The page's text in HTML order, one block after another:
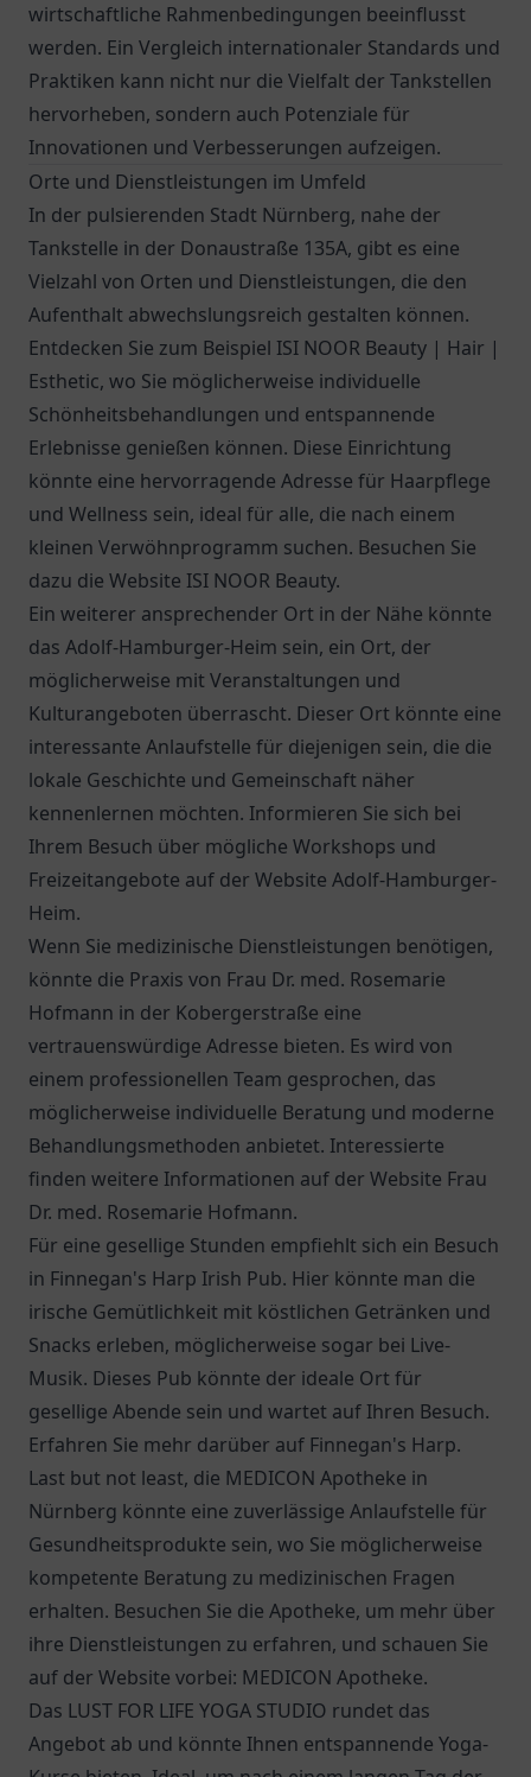
wirtschaftliche Rahmenbedingungen beeinflusst
werden. Ein Vergleich internationaler Standards und
Praktiken kann nicht nur die Vielfalt der Tankstellen
hervorheben, sondern auch Potenziale für
Innovationen und Verbesserungen aufzeigen.
Orte und Dienstleistungen im Umfeld
In der pulsierenden Stadt Nürnberg, nahe der
Tankstelle in der Donaustraße 135A, gibt es eine
Vielzahl von Orten und Dienstleistungen, die den
Aufenthalt abwechslungsreich gestalten können.
Entdecken Sie zum Beispiel ISI NOOR Beauty | Hair |
Esthetic, wo Sie möglicherweise individuelle
Schönheitsbehandlungen und entspannende
Erlebnisse genießen können. Diese Einrichtung
könnte eine hervorragende Adresse für Haarpflege
und Wellness sein, ideal für alle, die nach einem
kleinen Verwöhnprogramm suchen. Besuchen Sie
dazu die Website ISI NOOR Beauty.
Ein weiterer ansprechender Ort in der Nähe könnte
das Adolf-Hamburger-Heim sein, ein Ort, der
möglicherweise mit Veranstaltungen und
Kulturangeboten überrascht. Dieser Ort könnte eine
interessante Anlaufstelle für diejenigen sein, die die
lokale Geschichte und Gemeinschaft näher
kennenlernen möchten. Informieren Sie sich bei
Ihrem Besuch über mögliche Workshops und
Freizeitangebote auf der Website Adolf-Hamburger-
Heim.
Wenn Sie medizinische Dienstleistungen benötigen,
könnte die Praxis von Frau Dr. med. Rosemarie
Hofmann in der Kobergerstraße eine
vertrauenswürdige Adresse bieten. Es wird von
einem professionellen Team gesprochen, das
möglicherweise individuelle Beratung und moderne
Behandlungsmethoden anbietet. Interessierte
finden weitere Informationen auf der Website Frau
Dr. med. Rosemarie Hofmann.
Für eine gesellige Stunden empfiehlt sich ein Besuch
in Finnegan's Harp Irish Pub. Hier könnte man die
irische Gemütlichkeit mit köstlichen Getränken und
Snacks erleben, möglicherweise sogar bei Live-
Musik. Dieses Pub könnte der ideale Ort für
gesellige Abende sein und wartet auf Ihren Besuch.
Erfahren Sie mehr darüber auf Finnegan's Harp.
Last but not least, die MEDICON Apotheke in
Nürnberg könnte eine zuverlässige Anlaufstelle für
Gesundheitsprodukte sein, wo Sie möglicherweise
kompetente Beratung zu medizinischen Fragen
erhalten. Besuchen Sie die Apotheke, um mehr über
ihre Dienstleistungen zu erfahren, und schauen Sie
auf der Website vorbei: MEDICON Apotheke.
Das LUST FOR LIFE YOGA STUDIO rundet das
Angebot ab und könnte Ihnen entspannende Yoga-